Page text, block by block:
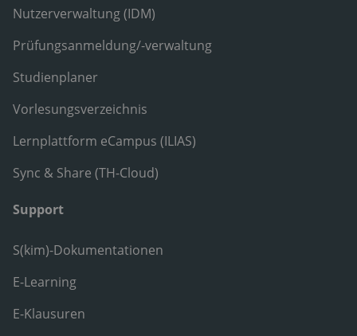
Nutzerverwaltung (IDM)
Prüfungsanmeldung/-verwaltung
Studienplaner
Vorlesungsverzeichnis
Lernplattform eCampus (ILIAS)
Sync & Share (TH-Cloud)
Support
S(kim)-Dokumentationen
E-Learning
E-Klausuren